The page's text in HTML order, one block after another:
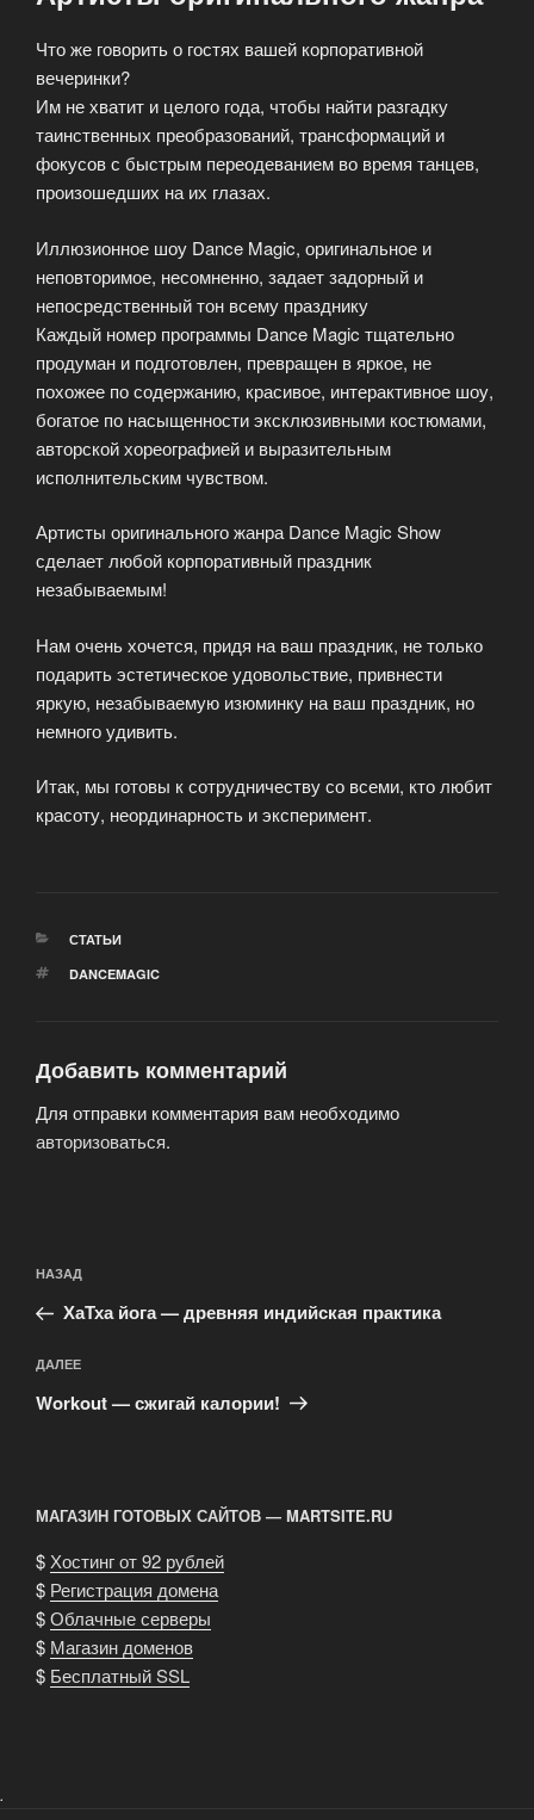
Что же говорить о гостях вашей корпоративной
вечеринки?
Им не хватит и целого года, чтобы найти разгадку
таинственных преобразований, трансформаций и
фокусов с быстрым переодеванием во время танцев,
произошедших на их глазах.
Иллюзионное шоу Dance Magic, оригинальное и
неповторимое, несомненно, задает задорный и
непосредственный тон всему празднику
Каждый номер программы Dance Magic тщательно
продуман и подготовлен, превращен в яркое, не
похожее по содержанию, красивое, интерактивное шоу,
богатое по насыщенности эксклюзивными костюмами,
авторской хореографией и выразительным
исполнительским чувством.
Артисты оригинального жанра Dance Magic Show
сделает любой корпоративный праздник
незабываемым!
Нам очень хочется, придя на ваш праздник, не только
подарить эстетическое удовольствие, привнести
яркую, незабываемую изюминку на ваш праздник, но
немного удивить.
Итак, мы готовы к сотрудничеству со всеми, кто любит
красоту, неординарность и эксперимент.
РУБРИКИ
СТАТЬИ
МЕТКИ
DANCEMAGIC
Добавить комментарий
Для отправки комментария вам необходимо
авторизоваться.
по
записям
Предыдущая
запись:
НАЗАД
ХаТха йога — древняя индийская практика
Следующая
запись
ДАЛЕЕ
Workout — сжигай калории!
МАГАЗИН ГОТОВЫХ САЙТОВ — MARTSITE.RU
$Хостинг от 92 рублей
$ Регистрация домена
$Облачные серверы
$ Магазин доменов
$ Бесплатный SSL
.